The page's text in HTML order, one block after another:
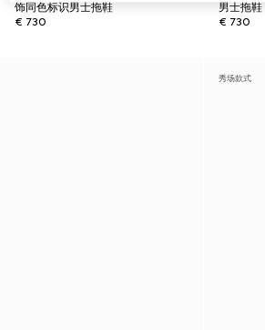
饰同色标识男士拖鞋
€ 730
男士拖鞋
€ 730
秀场款式